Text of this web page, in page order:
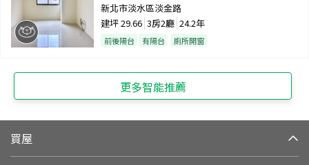
新北市淡水區淡金路
建坪29.66 3房2廳 24.2年
前後陽台 有陽台 廁所開窗
更多智能推薦
買屋